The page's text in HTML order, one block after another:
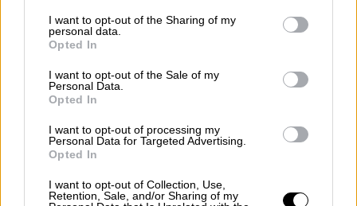
not limited to your visit or usage behaviour. You may click to
grant or deny consent to Google and its third-party tags to
use your data for below specified purposes in below Google
consent section.
I want to opt-out of the Sharing of my
personal data.
Opted In
I want to opt-out of the Sale of my
Personal Data.
Opted In
I want to opt-out of processing my
Personal Data for Targeted Advertising.
Opted In
I want to opt-out of Collection, Use,
Retention, Sale, and/or Sharing of my
Τι απάντησε το Βρετανικό Μουσείο